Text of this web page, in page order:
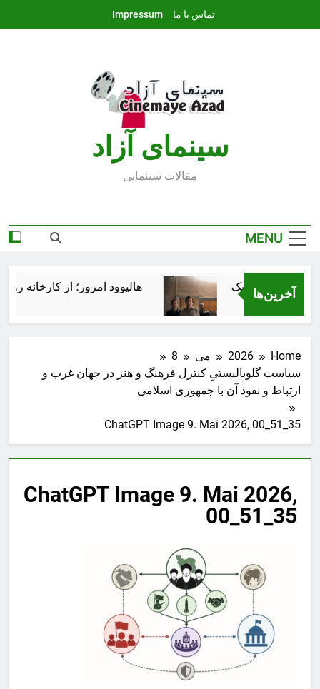
تماس با ما Impressum
سينماى آزاد
مقالات سينمايى
MENU
آخرین‌ها هالیوود امروز؛ از کارخانه
Home
2026 می
8
سیاست گلوبالیستیِ کنترل فرهنگ و هنر در جهان غرب و
ارتباط و نفوذ آن با جمهوری اسلامی
ChatGPT Image 9. Mai 2026, 00_51_35
ChatGPT Image 9. Mai 2026,
00_51_35